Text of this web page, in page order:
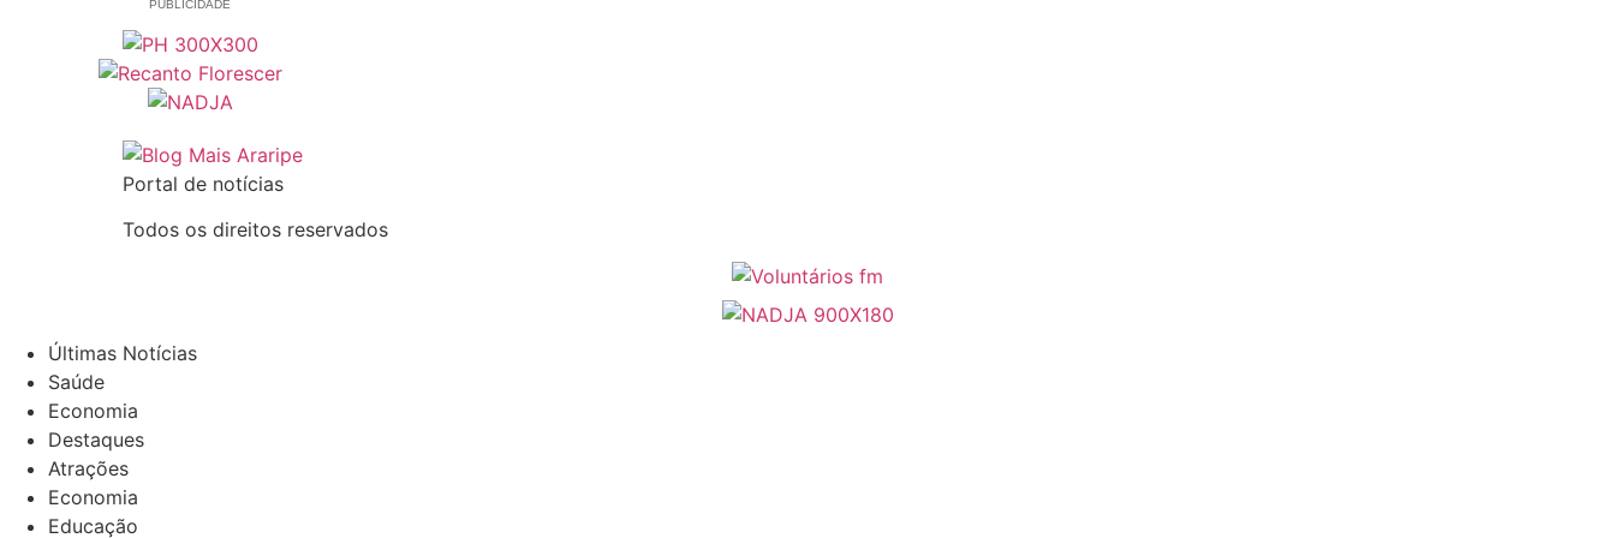
PUBLICIDADE
Portal de notícias
Todos os direitos reservados
Últimas Notícias
Saúde
Economia
Destaques
Atrações
Economia
Educação